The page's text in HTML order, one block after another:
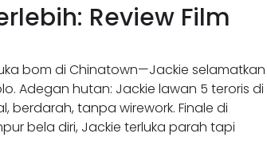
Review Film
bom di Chinatown—Jackie selamatkan
Adegan hutan: Jackie lawan 5 teroris di
tanpa wirework. Finale di
bela diri, Jackie terluka parah tapi